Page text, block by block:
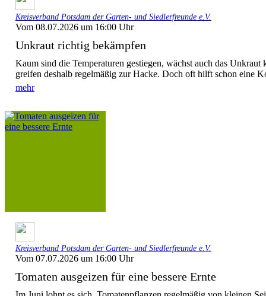
Kreisverband Potsdam der Garten- und Siedlerfreunde e.V.
Vom 08.07.2026 um 16:00 Uhr
Unkraut richtig bekämpfen
Kaum sind die Temperaturen gestiegen, wächst auch das
greifen deshalb regelmäßig zur Hacke. Doch oft hilft schon eine
mehr
Kreisverband Potsdam der Garten- und Siedlerfreunde e.V.
Vom 07.07.2026 um 16:00 Uhr
Tomaten ausgeizen für eine bessere Ernte